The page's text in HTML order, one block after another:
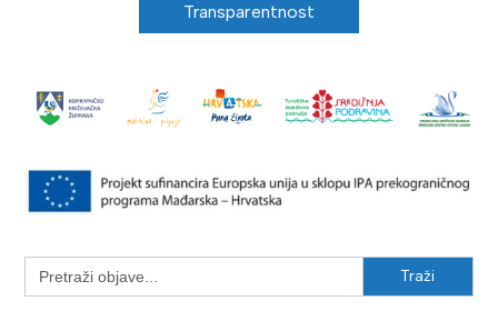
Transparentnost
Search
for: